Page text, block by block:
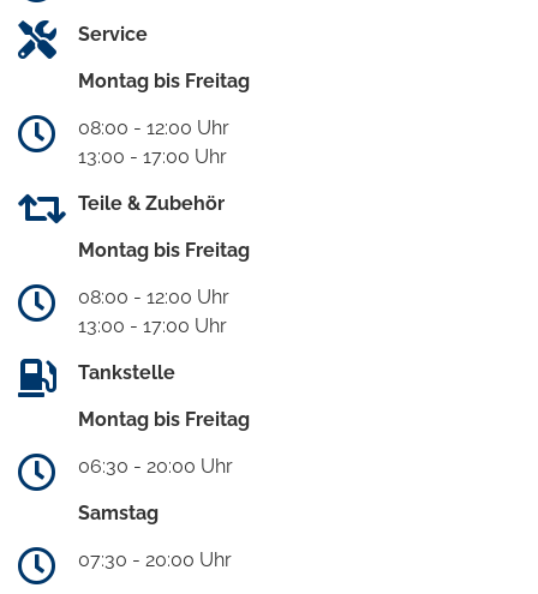
Service
Montag bis Freitag
08:00 - 12:00 Uhr
13:00 - 17:00 Uhr
Teile & Zubehör
Montag bis Freitag
08:00 - 12:00 Uhr
13:00 - 17:00 Uhr
Tankstelle
Montag bis Freitag
06:30 - 20:00 Uhr
Samstag
07:30 - 20:00 Uhr